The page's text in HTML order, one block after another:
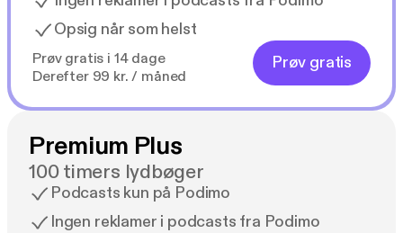
Opsig når som helst
Prøv gratis i 14 dage
Derefter 99 kr. / måned
Prøv gratis
Premium Plus
100 timers lydbøger
Podcasts kun på Podimo
Ingen reklamer i podcasts fra Podimo